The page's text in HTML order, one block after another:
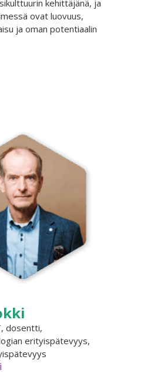
kehittäjänä, ja
ovat luovuus,
ja oman potentiaalin
dosentti,
erityispätevyys,